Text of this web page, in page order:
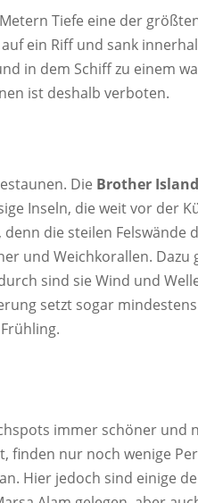
Tiefe eine der
ein Riff und sank
in dem Schiff zu einem
ist deshalb verboten.
Die Brother
Inseln, die weit vor der
die steilen Felswände
und Weichkorallen. Dazu
sind sie Wind und
setzt sogar
immer schöner und
finden nur noch wenige
Hier jedoch sind einige